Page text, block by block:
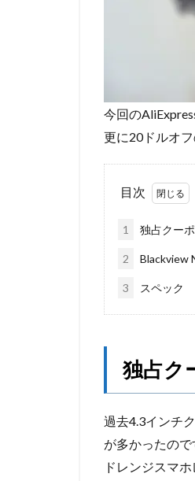
今回の
更に20ドルオ
目次
1 独占クー
2 Blackview
3 スペック
独占ク
過去4.3インチ
が多かったの
ドレンジスマ